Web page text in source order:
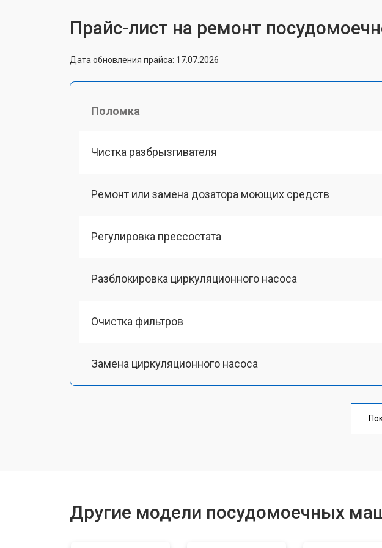
Прайс-лист на ремонт
Дата обновления прайса: 17.07.2026
Поломка
Чистка разбрызгивателя
Ремонт или замена дозатора моющих средств
Регулировка прессостата
Разблокировка циркуляционного насоса
Очистка фильтров
Замена циркуляционного насоса
Другие модели посудомоечных